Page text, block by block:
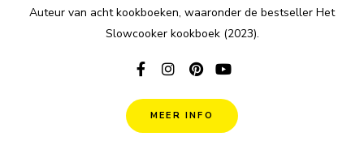
Auteur van acht kookboeken, waaronder de bestseller Het
Slowcooker kookboek (2023).
MEER INFO